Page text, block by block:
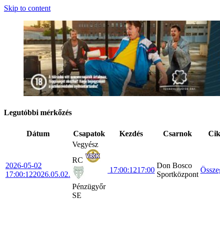
Skip to content
Legutóbbi mérkőzés
Dátum Csapatok Kezdés Csarnok
2026-05-02
17:00:122026.05.02.
Vegyész
RC
Pénzügyőr
SE
17:00:1217:00
Don Bosco
Sportközpont